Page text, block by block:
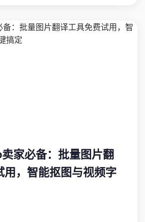
家必备：批量图片翻
用，智能抠图与视频字